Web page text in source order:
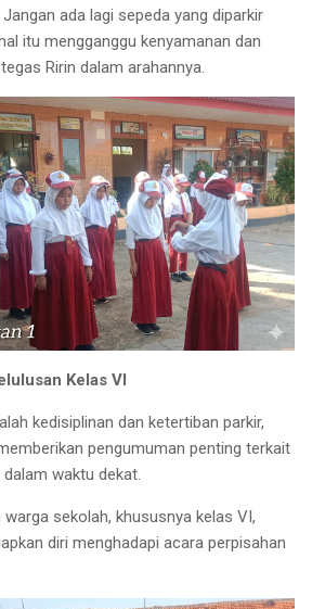
ada lagi sepeda yang diparkir
itu mengganggu kenyamanan dan
Ririn dalam arahannya.
Kelas VI
kedisiplinan dan ketertiban parkir,
pengumuman penting terkait
waktu dekat.
sekolah, khususnya kelas VI,
diri menghadapi acara perpisahan